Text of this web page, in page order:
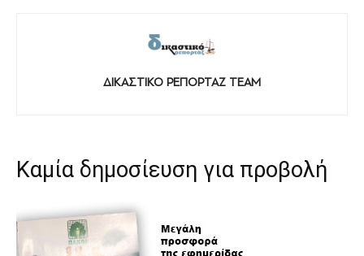
ΔΙΚΑΣΤΙΚΟ ΡΕΠΟΡΤΑΖ TEAM
Καμία δημοσίευση για προβολή